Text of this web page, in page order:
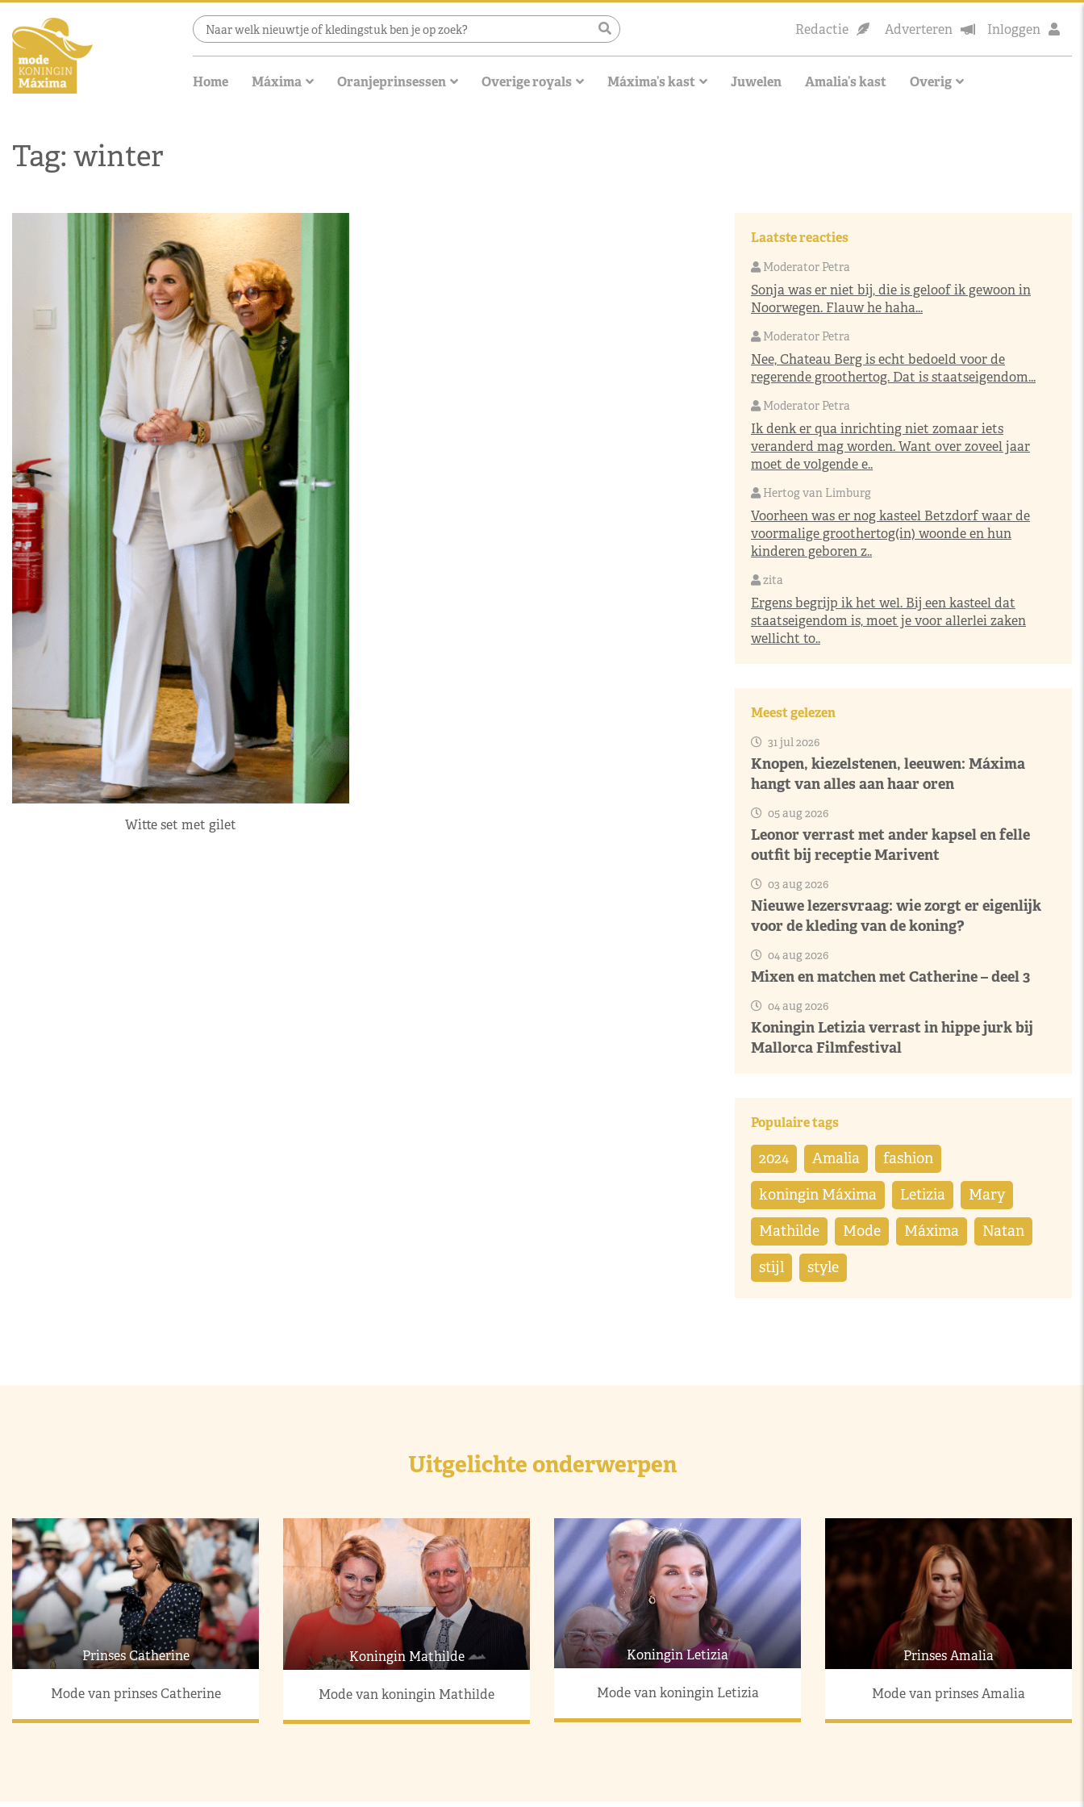
Redactie Adverteren Inloggen
Home Máxima Oranjeprinsessen Overige royals Máxima’s kast Juwelen Amalia’s kast Overig
Tag: winter
Witte set met gilet
Laatste reacties
Moderator Petra
Sonja was er niet bij, die is geloof ik gewoon in
Noorwegen. Flauw he haha...
Moderator Petra
Nee, Chateau Berg is echt bedoeld voor de
regerende groothertog. Dat is staatseigendom...
Moderator Petra
Ik denk er qua inrichting niet zomaar iets
veranderd mag worden. Want over zoveel jaar
moet de volgende e..
Hertog van Limburg
Voorheen was er nog kasteel Betzdorf waar de
voormalige groothertog(in) woonde en hun
kinderen geboren z..
zita
Ergens begrijp ik het wel. Bij een kasteel dat
staatseigendom is, moet je voor allerlei zaken
wellicht to..
Meest gelezen
31 jul 2026
Knopen, kiezelstenen, leeuwen: Máxima
hangt van alles aan haar oren
05 aug 2026
Leonor verrast met ander kapsel en felle
outfit bij receptie Marivent
03 aug 2026
Nieuwe lezersvraag: wie zorgt er eigenlijk
voor de kleding van de koning?
04 aug 2026
Mixen en matchen met Catherine – deel 3
04 aug 2026
Koningin Letizia verrast in hippe jurk bij
Mallorca Filmfestival
Populaire tags
2024 Amalia fashion
koningin Máxima Letizia Mary
Mathilde Mode Máxima Natan
stijl style
Uitgelichte onderwerpen
Prinses Catherine
Mode van prinses Catherine
Koningin Mathilde
Mode van koningin Mathilde
Koningin Letizia
Mode van koningin Letizia
Prinses Amalia
Mode van prinses Amalia